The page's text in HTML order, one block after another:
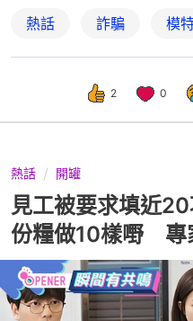
熱話 詐騙 模
2 0
熱話 開罐
見工被要求填近
份糧做10樣嘢 專